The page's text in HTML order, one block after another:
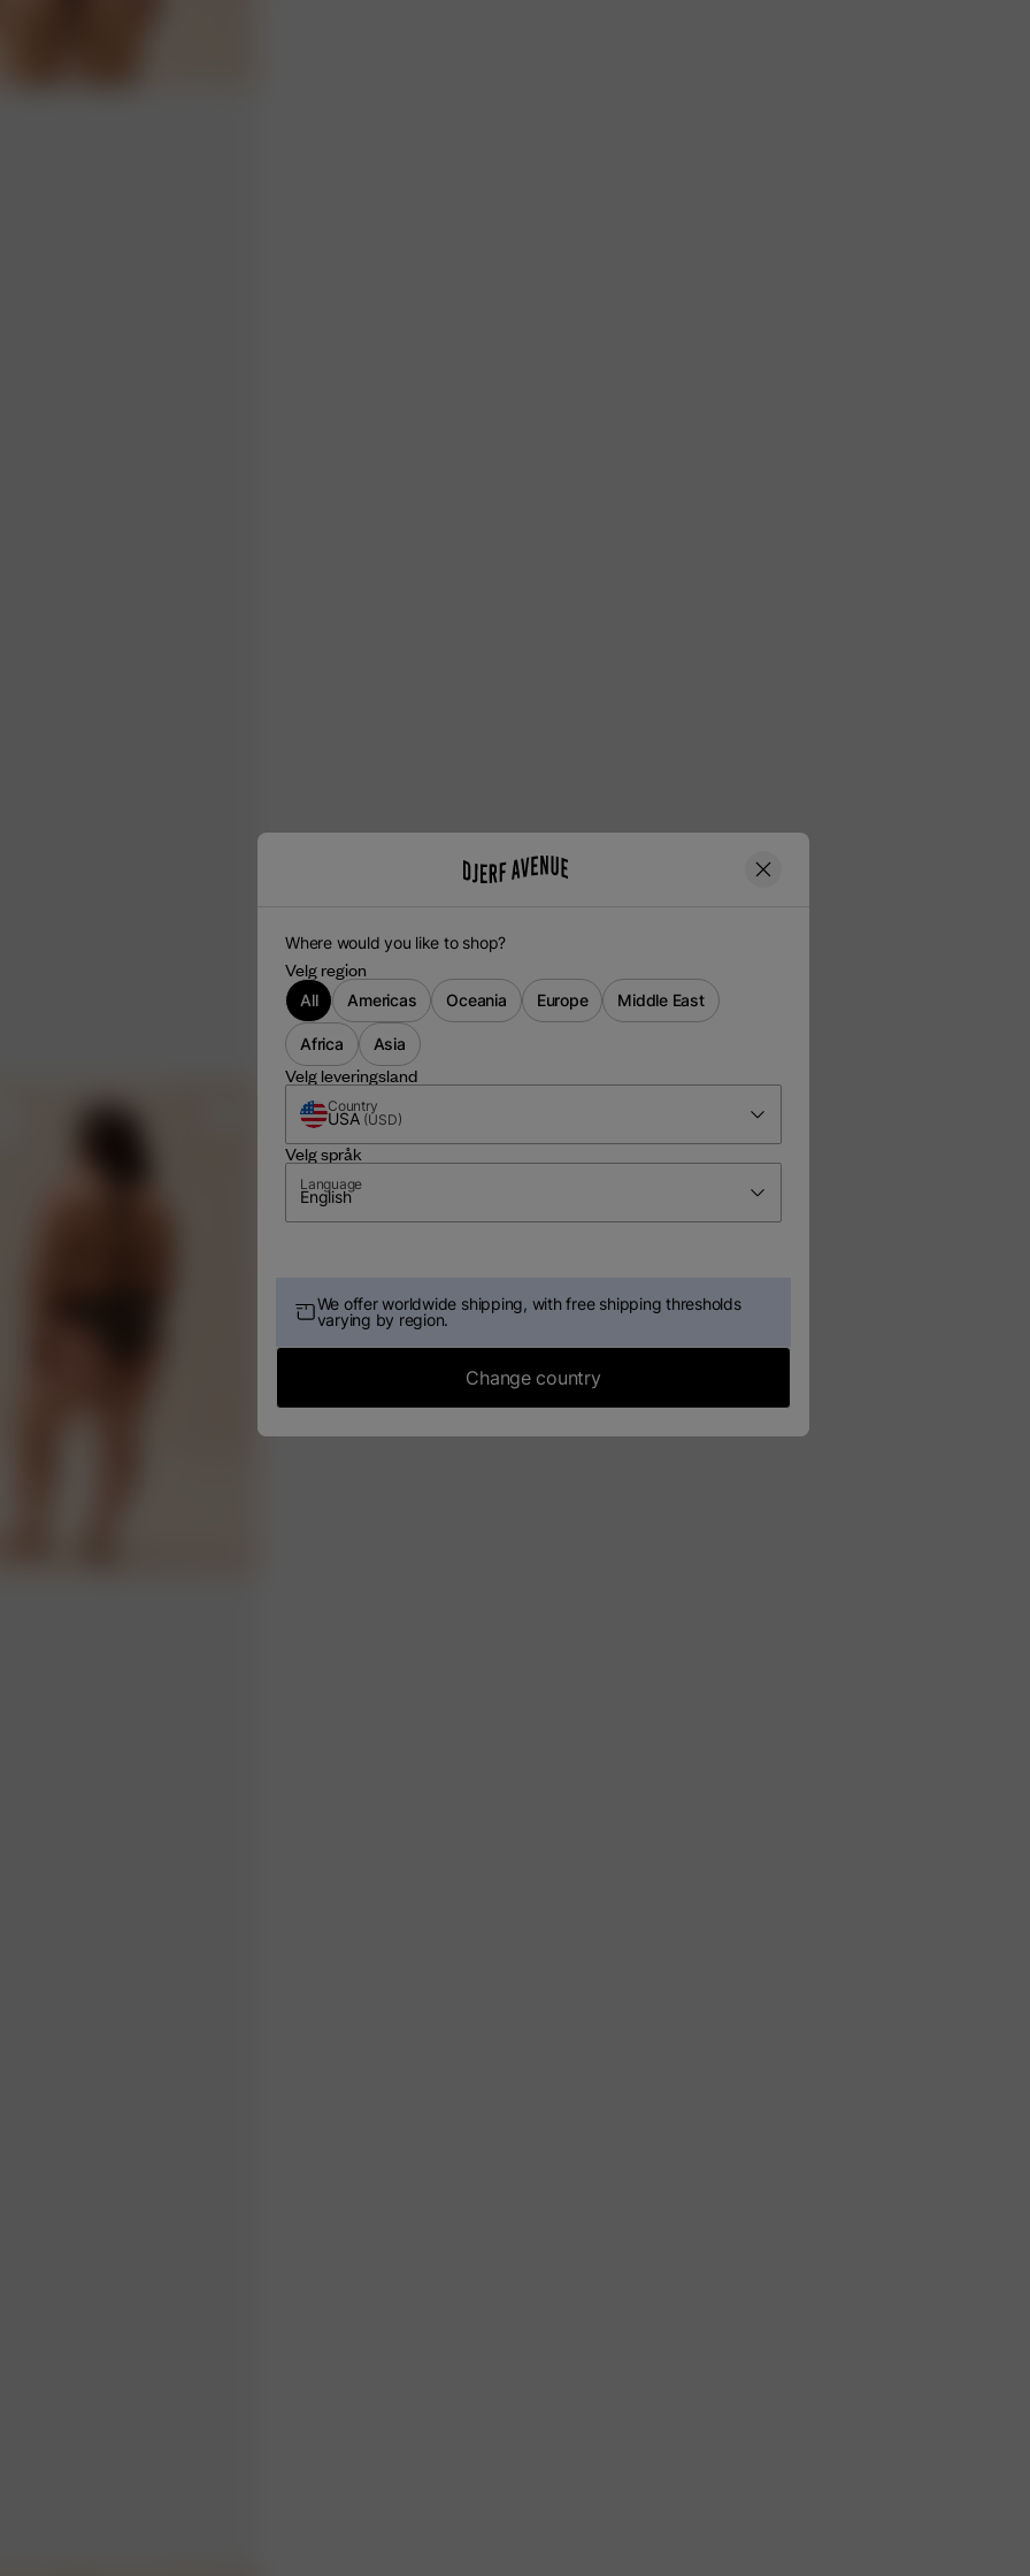
Where would you like to shop?
Velg region
All Americas Oceania Europe Middle East
Africa Asia
Velg leveringsland
Country
USA (USD)
Velg språk
Language
English
We offer worldwide shipping, with free shipping thresholds
varying by region.
Change country